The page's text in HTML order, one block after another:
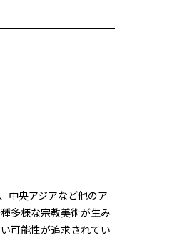
中央アジアなど他のア
多様な宗教美術が生み
可能性が追求されてい